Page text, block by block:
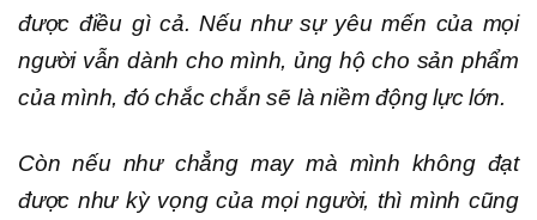
được điều gì cả. Nếu như sự yêu mến của mọi
người vẫn dành cho mình, ủng hộ cho sản phẩm
của mình, đó chắc chắn sẽ là niềm động lực lớn.
Còn nếu như chẳng may mà mình không đạt
được như kỳ vọng của mọi người, thì mình cũng